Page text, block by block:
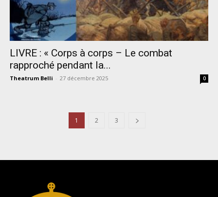
LIVRE : « Corps à corps – Le combat
rapproché pendant la...
Theatrum Belli - 27 décembre 2025 0
1 2 3